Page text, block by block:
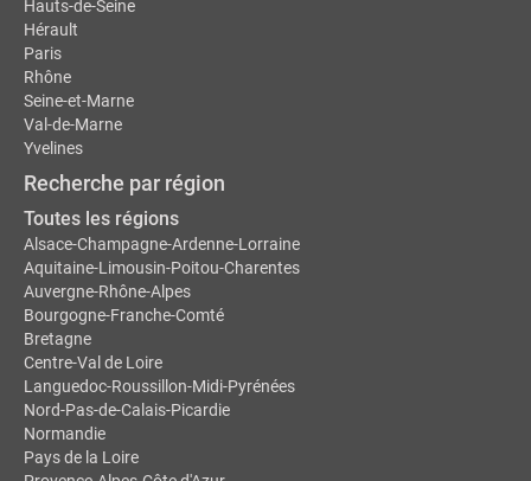
Hauts-de-Seine
Hérault
Paris
Rhône
Seine-et-Marne
Val-de-Marne
Yvelines
Recherche par région
Toutes les régions
Alsace-Champagne-Ardenne-Lorraine
Aquitaine-Limousin-Poitou-Charentes
Auvergne-Rhône-Alpes
Bourgogne-Franche-Comté
Bretagne
Centre-Val de Loire
Languedoc-Roussillon-Midi-Pyrénées
Nord-Pas-de-Calais-Picardie
Normandie
Pays de la Loire